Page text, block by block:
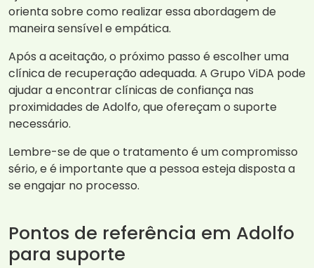
orienta sobre como realizar essa abordagem de
maneira sensível e empática.
Após a aceitação, o próximo passo é escolher uma
clínica de recuperação adequada. A Grupo ViDA pode
ajudar a encontrar clínicas de confiança nas
proximidades de Adolfo, que ofereçam o suporte
necessário.
Lembre-se de que o tratamento é um compromisso
sério, e é importante que a pessoa esteja disposta a
se engajar no processo.
Pontos de referência em Adolfo
para suporte